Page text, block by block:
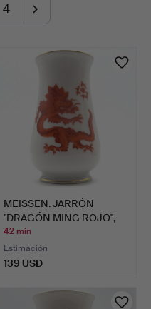
4
MEISSEN. JARRÓN
"DRAGÓN MING ROJO",
CON BO…
42 min
Estimación
139 USD